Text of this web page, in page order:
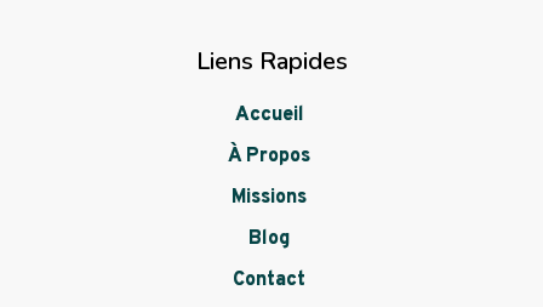
Liens Rapides
Accueil
À Propos
Missions
Blog
Contact